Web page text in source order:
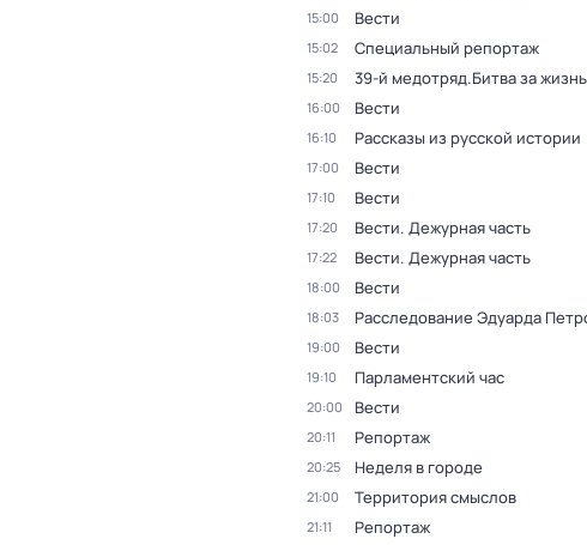
15:00 Вести
15:02 Специальный репортаж
15:20 39-й медотряд.Битва за жизнь
16:00 Вести
16:10 Рассказы из русской истории
17:00 Вести
17:10 Вести
17:20 Вести. Дежурная часть
17:22 Вести. Дежурная часть
18:00 Вести
18:03 Расследование Эдуарда
19:00 Вести
19:10 Парламентский час
20:00 Вести
20:11 Репортаж
20:25 Неделя в городе
21:00 Территория смыслов
21:11 Репортаж